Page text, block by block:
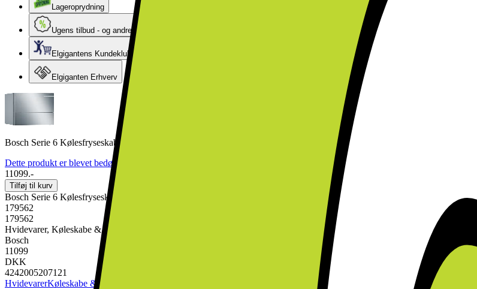
Lageroprydning
Ugens tilbud - og andre gode priser
Elgigantens Kundeklub
Elgiganten Erhverv
Bosch Serie 6 Kølesfryseskab KGE39AICA (inox)
Dette produkt er blevet bedømt til 4.8 ud af 5 stjerner.
11099.-
Tilføj til kurv
Bosch Serie 6 Kølesfryseskab KGE39AICA (inox)
179562
179562
Hvidevarer, Køleskabe & Fryseskabe, Kølefryseskab
Bosch
11099
DKK
4242005207121
HvidevarerKøleskabe & Fryseskabe